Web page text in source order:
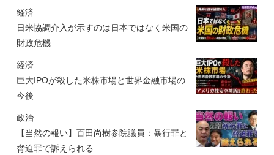
経済
日米協調介入が示すのは日本ではなく米国の
財政危機
経済
巨大IPOが殺した米株市場と世界金融市場の
今後
政治
【当然の報い】百田尚樹参院議員：暴行罪と
脅迫罪で訴えられる